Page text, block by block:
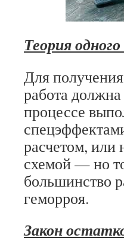
Теория
Для
работа
процессе
расчетом, или
схемой — но
большинство
геморроя.
Закон